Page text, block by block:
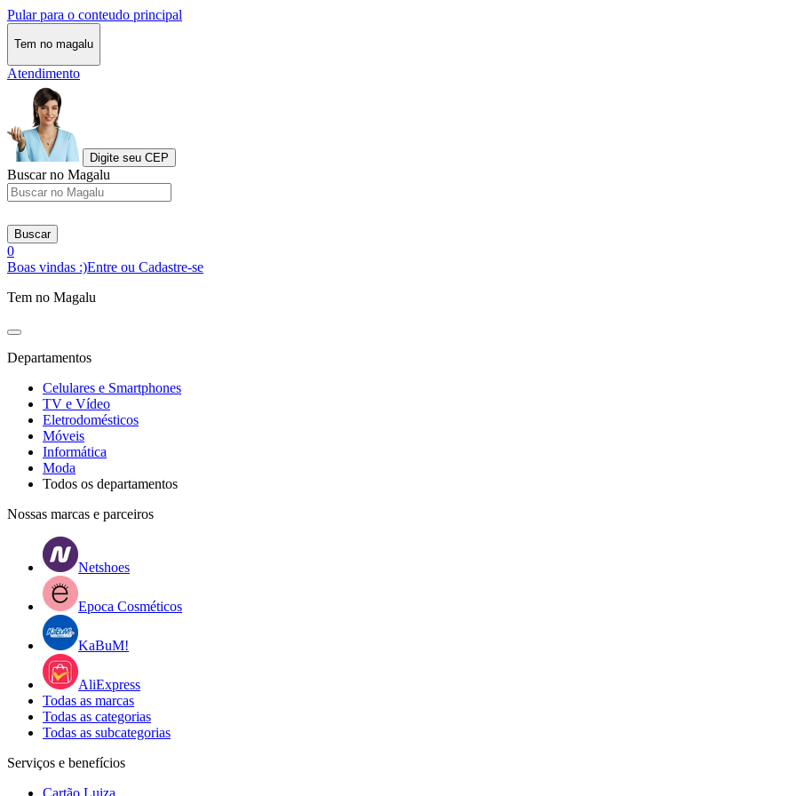
Pular para o conteudo principal
Tem no magalu
Atendimento
Digite seu CEP
Buscar no Magalu
Buscar
0
Boas vindas :)Entre ou Cadastre-se
Tem no Magalu
Departamentos
Celulares e Smartphones
TV e Vídeo
Eletrodomésticos
Móveis
Informática
Moda
Todos os departamentos
Nossas marcas e parceiros
Netshoes
Epoca Cosméticos
KaBuM!
AliExpress
Todas as marcas
Todas as categorias
Todas as subcategorias
Serviços e benefícios
Cartão Luiza